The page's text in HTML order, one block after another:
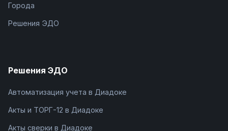
Города
Решения ЭДО
Решения ЭДО
Автоматизация учета в Диадоке
Акты и ТОРГ-12 в Диадоке
Акты сверки в Диадоке